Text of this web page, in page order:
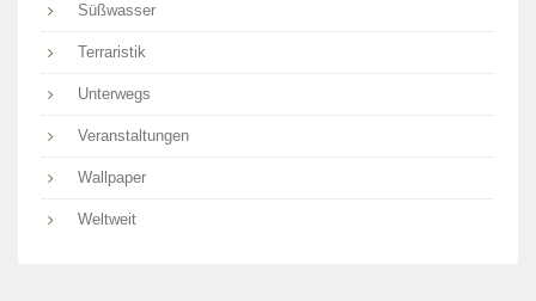
Süßwasser
Terraristik
Unterwegs
Veranstaltungen
Wallpaper
Weltweit